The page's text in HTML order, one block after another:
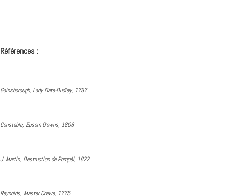
Références :
Gainsborough, Lady Bate-Dudley, 1787
Constable, Epsom Downs, 1806
J. Martin, Destruction de Pompéi, 1822
Reynolds, Master Crewe, 1775